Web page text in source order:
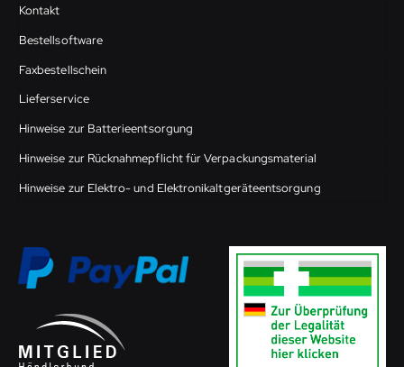
Kontakt
Bestellsoftware
Faxbestellschein
Lieferservice
Hinweise zur Batterieentsorgung
Hinweise zur Rücknahmepflicht für Verpackungsmaterial
Hinweise zur Elektro- und Elektronikaltgeräteentsorgung